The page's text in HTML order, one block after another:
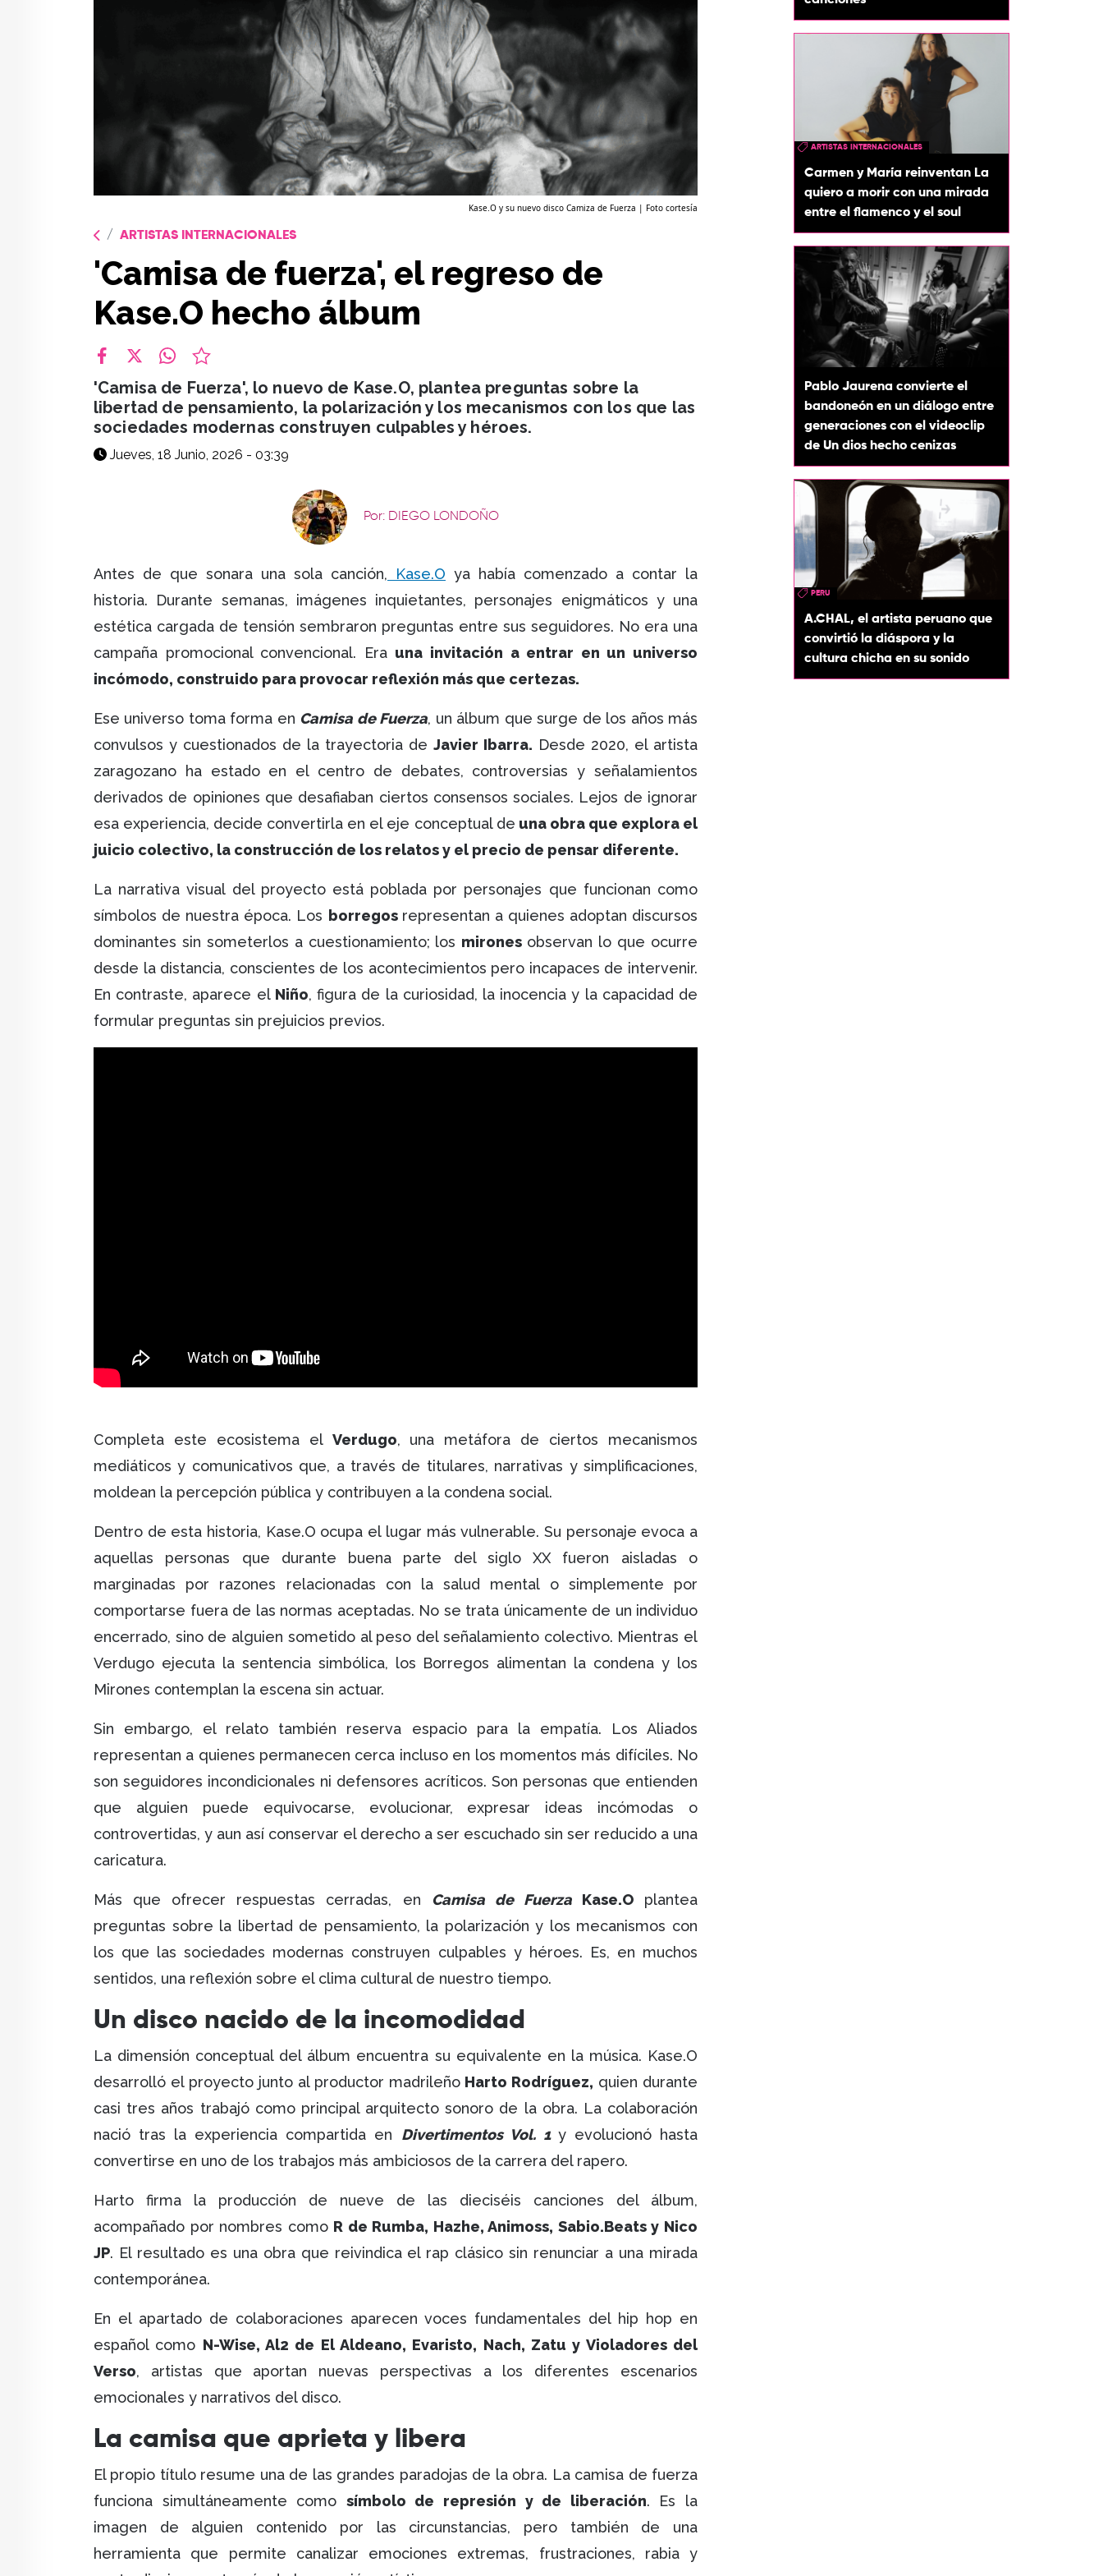
Kase.O y su nuevo disco Camiza de Fuerza | Foto cortesía
ARTISTAS INTERNACIONALES
'Camisa de fuerza', el regreso de
Kase.O hecho álbum
'Camisa de Fuerza', lo nuevo de Kase.O, plantea preguntas sobre la
libertad de pensamiento, la polarización y los mecanismos con los que las
sociedades modernas construyen culpables y héroes.
Jueves, 18 Junio, 2026 - 03:39
Por: DIEGO LONDOÑO
Antes de que sonara una sola canción, Kase.O ya había comenzado a contar la
historia. Durante semanas, imágenes inquietantes, personajes enigmáticos y una
estética cargada de tensión sembraron preguntas entre sus seguidores. No era una
campaña promocional convencional. Era una invitación a entrar en un universo
incómodo, construido para provocar reflexión más que certezas.
Ese universo toma forma en Camisa de Fuerza, un álbum que surge de los años más
convulsos y cuestionados de la trayectoria de Javier Ibarra. Desde 2020, el artista
zaragozano ha estado en el centro de debates, controversias y señalamientos
derivados de opiniones que desafiaban ciertos consensos sociales. Lejos de ignorar
esa experiencia, decide convertirla en el eje conceptual de una obra que explora el
juicio colectivo, la construcción de los relatos y el precio de pensar diferente.
La narrativa visual del proyecto está poblada por personajes que funcionan como
símbolos de nuestra época. Los borregos representan a quienes adoptan discursos
dominantes sin someterlos a cuestionamiento; los mirones observan lo que ocurre
desde la distancia, conscientes de los acontecimientos pero incapaces de intervenir.
En contraste, aparece el Niño, figura de la curiosidad, la inocencia y la capacidad de
formular preguntas sin prejuicios previos.
Completa este ecosistema el Verdugo, una metáfora de ciertos mecanismos
mediáticos y comunicativos que, a través de titulares, narrativas y simplificaciones,
moldean la percepción pública y contribuyen a la condena social.
Dentro de esta historia, Kase.O ocupa el lugar más vulnerable. Su personaje evoca a
aquellas personas que durante buena parte del siglo XX fueron aisladas o
marginadas por razones relacionadas con la salud mental o simplemente por
comportarse fuera de las normas aceptadas. No se trata únicamente de un individuo
encerrado, sino de alguien sometido al peso del señalamiento colectivo. Mientras el
Verdugo ejecuta la sentencia simbólica, los Borregos alimentan la condena y los
Mirones contemplan la escena sin actuar.
Sin embargo, el relato también reserva espacio para la empatía. Los Aliados
representan a quienes permanecen cerca incluso en los momentos más difíciles. No
son seguidores incondicionales ni defensores acríticos. Son personas que entienden
que alguien puede equivocarse, evolucionar, expresar ideas incómodas o
controvertidas, y aun así conservar el derecho a ser escuchado sin ser reducido a una
caricatura.
Más que ofrecer respuestas cerradas, en Camisa de Fuerza Kase.O
plantea
preguntas sobre la libertad de pensamiento, la polarización y los mecanismos con
los que las sociedades modernas construyen culpables y héroes. Es, en muchos
sentidos, una reflexión sobre el clima cultural de nuestro tiempo.
Un disco nacido de la incomodidad
La dimensión conceptual del álbum encuentra su equivalente en la música. Kase.O
desarrolló el proyecto junto al productor madrileño Harto Rodríguez, quien durante
casi tres años trabajó como principal arquitecto sonoro de la obra. La colaboración
nació tras la experiencia compartida en Divertimentos Vol. 1 y evolucionó hasta
convertirse en uno de los trabajos más ambiciosos de la carrera del rapero.
Harto firma la producción de nueve de las dieciséis canciones del álbum,
acompañado por nombres como R de Rumba, Hazhe, Animoss, Sabio.Beats y Nico
JP. El resultado es una obra que reivindica el rap clásico sin renunciar a una mirada
contemporánea.
En el apartado de colaboraciones aparecen voces fundamentales del hip hop en
español como N-Wise, Al2 de El Aldeano, Evaristo, Nach, Zatu y Violadores del
Verso, artistas que aportan nuevas perspectivas a los diferentes escenarios
emocionales y narrativos del disco.
La camisa que aprieta y libera
El propio título resume una de las grandes paradojas de la obra. La camisa de fuerza
funciona simultáneamente como símbolo de represión y de liberación. Es la
imagen de alguien contenido por las circunstancias, pero también de una
herramienta que permite canalizar emociones extremas, frustraciones, rabia y
ARTISTAS INTERNACIONALES
Carmen y María reinventan La
quiero a morir con una mirada
entre el flamenco y el soul
Pablo Jaurena convierte el
bandoneón en un diálogo entre
generaciones con el videoclip
de Un dios hecho cenizas
PERU
A.CHAL, el artista peruano que
convirtió la diáspora y la
cultura chicha en su sonido